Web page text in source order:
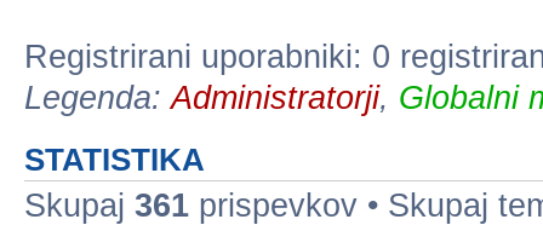
Registrirani uporabniki: 0
Legenda:Administratorji, Globalni
STATISTIKA
Skupaj 361 prispevkov • Skupaj